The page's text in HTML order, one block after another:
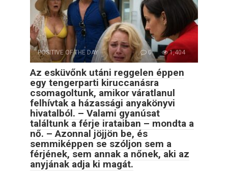
POSITIVE OF THE DAY 0 1,404
Az esküvőnk utáni reggelen éppen
egy tengerparti kiruccanásra
csomagoltunk, amikor váratlanul
felhívtak a házassági anyakönyvi
hivatalból. – Valami gyanúsat
találtunk a férje irataiban – mondta a
nő. – Azonnal jöjjön be, és
semmiképpen se szóljon sem a
férjének, sem annak a nőnek, aki az
anyjának adja ki magát.